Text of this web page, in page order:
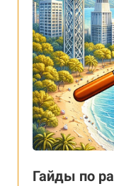
Гайды по